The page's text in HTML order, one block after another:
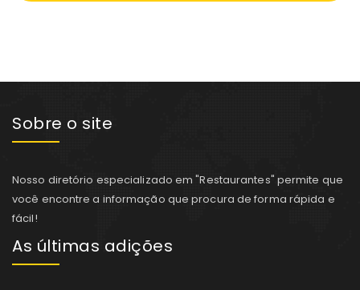
Sobre o site
Nosso diretório especializado em "Restaurantes" permite que
você encontre a informação que procura de forma rápida e
fácil!
As últimas adições